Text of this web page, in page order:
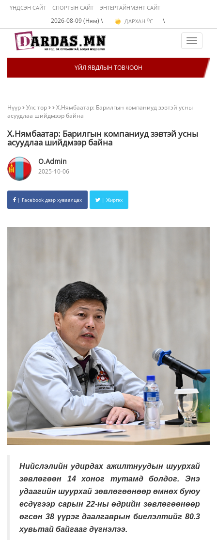
ҮНДСЭН САЙТ СПОРТЫН САЙТ ЭНТЕРТАЙНМЭНТ САЙТ
2026-08-09 (Ням) \ ДАРХАН OC
ЭРДЭНЭТ C
\
Toggle
ҮЙЛ ЯВДЛЫН ТОВЧООН
Нүүр Улс төр
Х.Нямбаатар: Барилгын компаниуд зэвтэй усны
асуудлаа шийдмээр байна
Х.Нямбаатар: Барилгын компаниуд зэвтэй усны
асуудлаа шийдмээр байна
O.Admin
2025-10-06
| Facebook дээр хуваалцах | Жиргэх
Нийслэлийн удирдах ажилтнуудын шуурхай
зөвлөгөөн 14 хоног тутамд болдог. Энэ
удаагийн шуурхай зөвлөгөөнөөр өмнөх буюу
есдүгээр сарын 22-ны өдрийн зөвлөгөөнөөр
өгсөн 38 үүрэг даалгаврын биелэлтийг 80.3
хувьтай байгааг дүгнэлээ.